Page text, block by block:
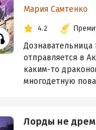
Мария Самтенко
4.2
отправляется в
каким-то
многодетную
Лорды не